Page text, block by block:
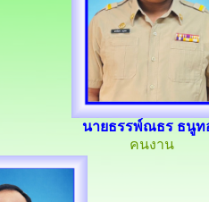
นายธรรพ์ณธร ธนูท
คนงาน